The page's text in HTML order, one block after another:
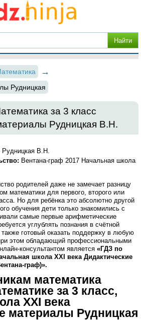
Рудницкая
за 3 класс
Рудницкая В.Н.
Рудницкая В.Н.
Вентана-граф 2017 Начальная школа
родителей даже не замечает разницу
математики для первого, второго или
Но для ребёнка это абсолютно другой
обучения дети только знакомились с
самые первые арифметические
углублять познания в счётной
готовый оказать поддержку в любую
этом обладающий профессиональными
консультантом является «ГДЗ по
школа XXI века Дидактические
граф)».
математика
за 3 класс,
XXI века
материалы Рудницкая